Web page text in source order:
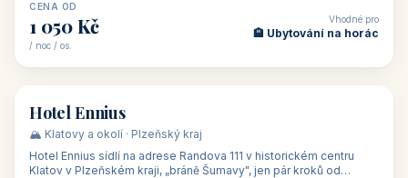
CENA OD
1 050 Kč
/ noc / os.
Vhodné pro
🏨 Ubytování na horác
🏨 hotel
Hotel Ennius
🏔️ Klatovy a okolí · Plzeňský kraj
Hotel Ennius sídlí na adrese Randova 111 v historickém centru
Klatov v Plzeňském kraji, „bráně Šumavy", jen pár kroků od